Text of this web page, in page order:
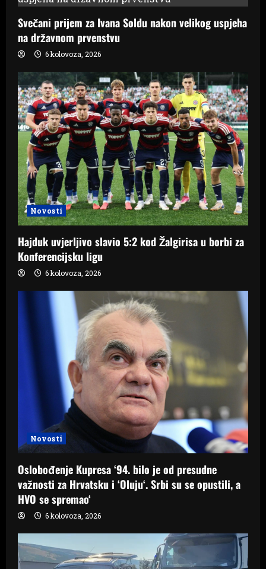
Svečani prijem za Ivana Soldu nakon velikog uspjeha
na državnom prvenstvu
6 kolovoza, 2026
Novosti
Hajduk uvjerljivo slavio 5:2 kod Žalgirisa u borbi za
Konferencijsku ligu
6 kolovoza, 2026
Novosti
Oslobođenje Kupresa ‘94. bilo je od presudne
važnosti za Hrvatsku i ‘Oluju‘. Srbi su se opustili, a
HVO se spremao‘
6 kolovoza, 2026